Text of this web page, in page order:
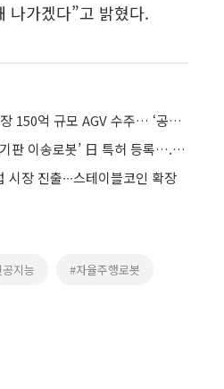
나가겠다”고 밝혔다.
티로보틱스, 미국 ESS 공장 150억 규모 AGV 수주… ‘공급망 재편’ 뚫고 기술력 입증
티로보틱스, ‘반도체 유리기판 이송로봇’ 日 특허 등록….HBMㆍ첨단 패키징 시장 공략
장 진출∙∙∙스테이블코인 확장
지능 #자율주행로봇